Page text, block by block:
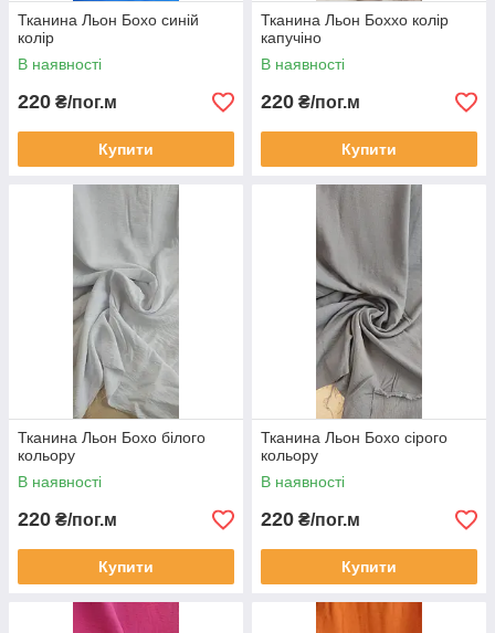
Тканина Льон Бохо синій
колір
В наявності
220 ₴/пог.м
Купити
Тканина Льон Боххо колір
капучіно
В наявності
220 ₴/пог.м
Купити
Тканина Льон Бохо білого
кольору
В наявності
220 ₴/пог.м
Купити
Тканина Льон Бохо сірого
кольору
В наявності
220 ₴/пог.м
Купити